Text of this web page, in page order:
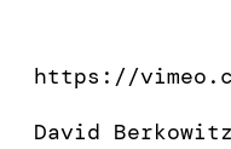
https://
David